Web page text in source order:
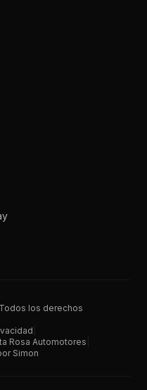
los derechos
Rosa Automotores
Simon